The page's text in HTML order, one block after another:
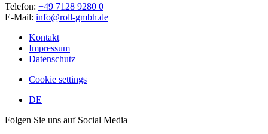
Telefon: +49 7128 9280 0
E-Mail: info@roll-gmbh.de
Kontakt
Impressum
Datenschutz
Cookie settings
DE
Folgen Sie uns auf Social Media